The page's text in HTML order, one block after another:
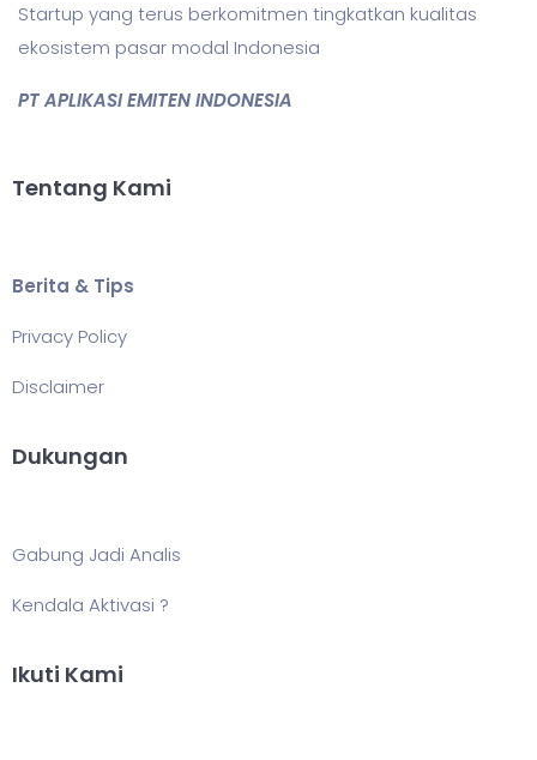
Startup yang terus berkomitmen tingkatkan kualitas
ekosistem pasar modal Indonesia
PT APLIKASI EMITEN INDONESIA
Tentang Kami
Berita & Tips
Privacy Policy
Disclaimer
Dukungan
Gabung Jadi Analis
Kendala Aktivasi ?
Ikuti Kami